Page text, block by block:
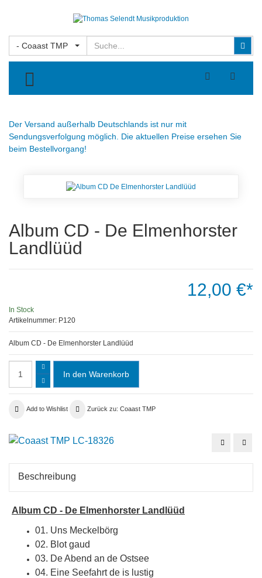
- Coaast TMP
TOGGLE MENU
Der Versand außerhalb Deutschlands ist nur mit
Sendungsverfolgung möglich. Die aktuellen Preise ersehen Sie
beim Bestellvorgang!
Album CD - De Elmenhorster
Landlüüd
12,00 €*
In Stock
Artikelnummer: P120
Album CD - De Elmenhorster Landlüüd
Add to Wishlist Zurück zu: Coaast TMP
Single
Spill
Politesse
-
Beschreibung
Album CD - De Elmenhorster Landlüüd
01. Uns Meckelbörg
02. Blot gaud
03. De Abend an de Ostsee
04. Eine Seefahrt de is lustig